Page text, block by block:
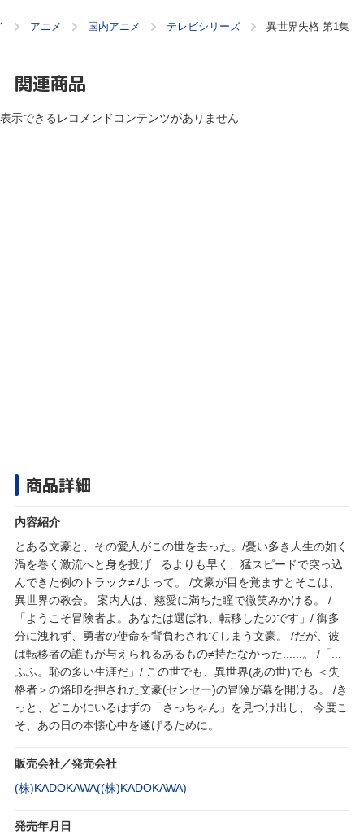
アニメ 国内アニメ テレビシリーズ 異世界失格 第1集
関連商品
表示できるレコメンドコンテンツがありません
商品詳細
内容紹介
とある文豪と、その愛人がこの世を去った。/憂い多き人生の如く
渦を巻く激流へと身を投げ...るよりも早く、猛スピードで突っ込
んできた例のトラック≠ﾉよって。 /文豪が目を覚ますとそこは、
異世界の教会。 案内人は、慈愛に満ちた瞳で微笑みかける。 /
「ようこそ冒険者よ。あなたは選ばれ、転移したのです」/ 御多
分に洩れず、勇者の使命を背負わされてしまう文豪。 /だが、彼
は転移者の誰もが与えられるあるもの≠持たなかった......。 /「...
ふふ。恥の多い生涯だ」/ この世でも、異世界(あの世)でも ＜失
格者＞の烙印を押された文豪(センセー)の冒険が幕を開ける。 /き
っと、どこかにいるはずの「さっちゃん」を見つけ出し、 今度こ
そ、あの日の本懐心中を遂げるために。
販売会社／発売会社
(株)KADOKAWA((株)KADOKAWA)
発売年月日